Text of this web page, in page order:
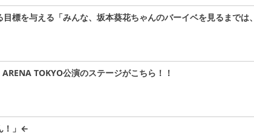
目標を与える「みんな、坂本葵花ちゃんのバーイベを見るまでは
TOKYO公演のステージがこちら！！
！」←